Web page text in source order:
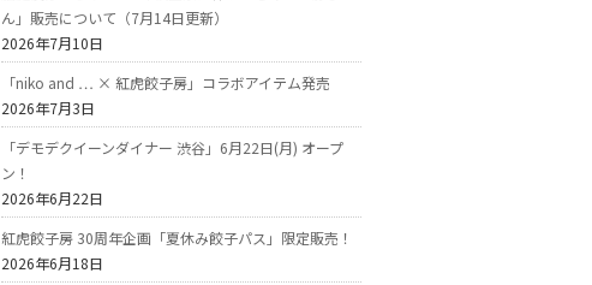
ん」販売について（7月14日更新）
2026年7月10日
「niko and … × 紅虎餃子房」コラボアイテム発売
2026年7月3日
「デモデクイーンダイナー 渋谷」6月22日(月) オープ
ン！
2026年6月22日
紅虎餃子房 30周年企画「夏休み餃子パス」限定販売！
2026年6月18日